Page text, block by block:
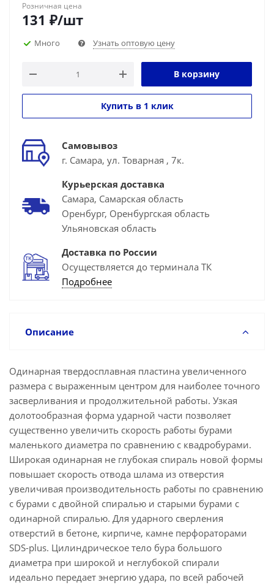
Розничная цена
131 ₽/шт
Много Узнать оптовую цену
В корзину
Купить в 1 клик
Самовывоз
г. Самара, ул. Товарная , 7к.
Курьерская доставка
Самара, Самарская область
Оренбург, Оренбургская область
Ульяновская область
Доставка по России
Осуществляется до терминала ТК
Подробнее
Описание
Одинарная твердосплавная пластина увеличенного
размера с выраженным центром для наиболее точного
засверливания и продолжительной работы. Узкая
долотообразная форма ударной части позволяет
существенно увеличить скорость работы бурами
маленького диаметра по сравнению с квадробурами.
Широкая одинарная не глубокая спираль новой формы
повышает скорость отвода шлама из отверстия
увеличивая производительность работы по сравнению
с бурами с двойной спиралью и старыми бурами с
одинарной спиралью. Для ударного сверления
отверстий в бетоне, кирпиче, камне перфораторами
SDS-plus. Цилиндрическое тело бура большого
диаметра при широкой и неглубокой спирали
идеально передает энергию удара, по всей рабочей